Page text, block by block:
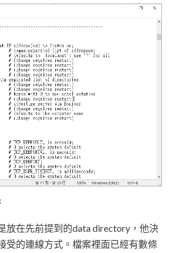
放在先前提到的data directory，他決
受的連線方式。檔案裡面已經有數條